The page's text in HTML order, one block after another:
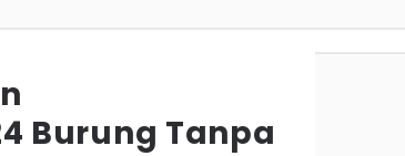
Burung Tanpa